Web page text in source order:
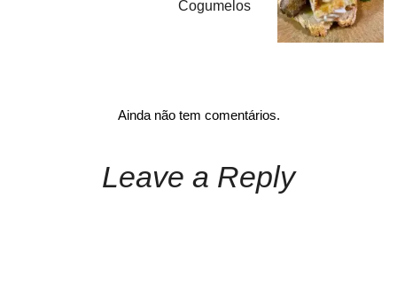
Cogumelos
Ainda não tem comentários.
Leave a Reply